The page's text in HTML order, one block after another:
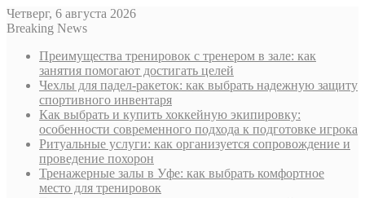
Четверг, 6 августа 2026
Breaking News
Преимущества тренировок с тренером в зале: как
занятия помогают достигать целей
Чехлы для падел-ракеток: как выбрать надежную защиту
спортивного инвентаря
Как выбрать и купить хоккейную экипировку:
особенности современного подхода к подготовке игрока
Ритуальные услуги: как организуется сопровождение и
проведение похорон
Тренажерные залы в Уфе: как выбрать комфортное
место для тренировок